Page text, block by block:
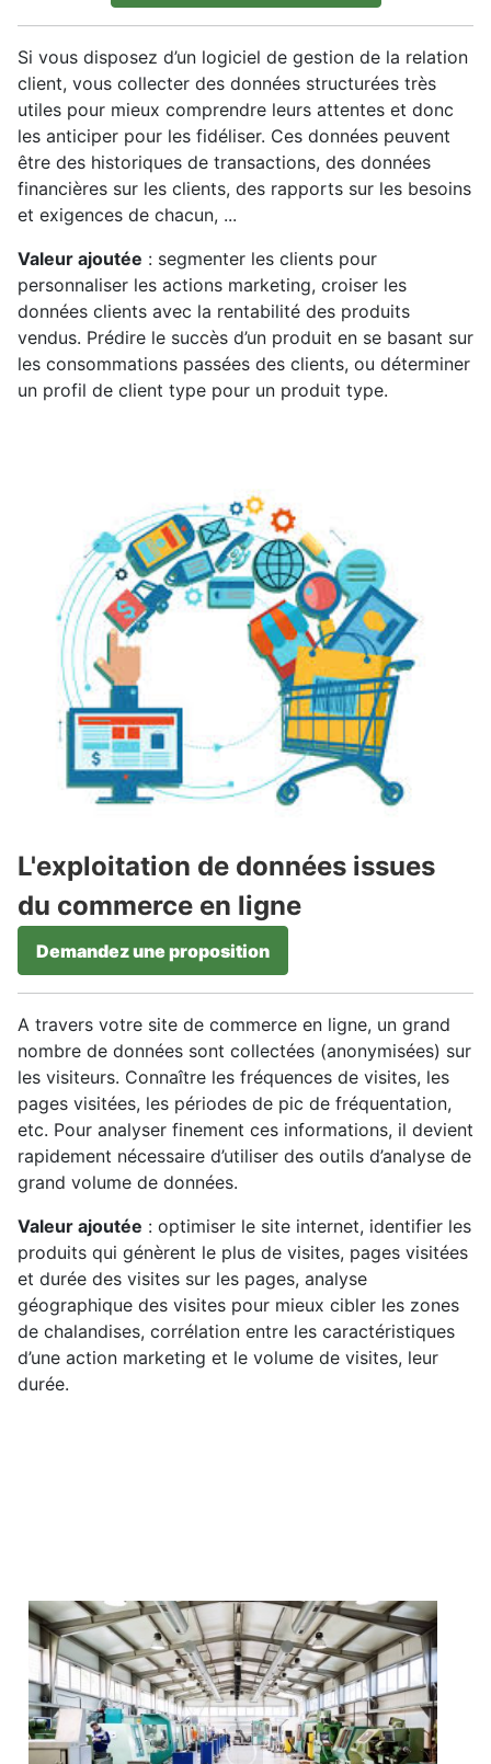
Si vous disposez d’un logiciel de gestion de la relation
client, vous collecter des données structurées très
utiles pour mieux comprendre leurs attentes et donc
les anticiper pour les fidéliser. Ces données peuvent
être des historiques de transactions, des données
financières sur les clients, des rapports sur les besoins
et exigences de chacun, ...
Valeur ajoutée : segmenter les clients pour
personnaliser les actions marketing, croiser les
données clients avec la rentabilité des produits
vendus. Prédire le succès d’un produit en se basant sur
les consommations passées des clients, ou déterminer
un profil de client type pour un produit type.
L'exploitation de données issues
du commerce en ligne
Demandez une proposition
A travers votre site de commerce en ligne, un grand
nombre de données sont collectées (anonymisées) sur
les visiteurs. Connaître les fréquences de visites, les
pages visitées, les périodes de pic de fréquentation,
etc. Pour analyser finement ces informations, il devient
rapidement nécessaire d’utiliser des outils d’analyse de
grand volume de données.
Valeur ajoutée : optimiser le site internet, identifier les
produits qui génèrent le plus de visites, pages visitées
et durée des visites sur les pages, analyse
géographique des visites pour mieux cibler les zones
de chalandises, corrélation entre les caractéristiques
d’une action marketing et le volume de visites, leur
durée.